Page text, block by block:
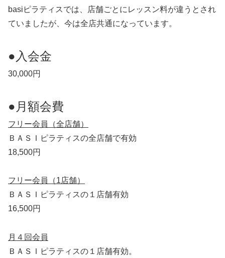
basiピラティスでは、店舗ごとにレッスン料が違うとされ
ていましたが、今は全店共通になっています。
●入会金
30,000円
●月額会費
フリー会員（全店舗）
ＢＡＳＩピラティスの全店舗で有効
18,500円
フリー会員（1店舗）
ＢＡＳＩピラティスの１店舗有効
16,500円
月４回会員
ＢＡＳＩピラティスの１店舗有効。